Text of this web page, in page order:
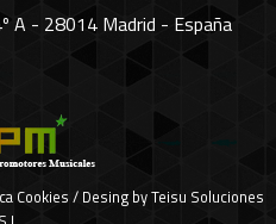
A - 28014 Madrid - España
Cookies / Desing byTeisu Soluciones